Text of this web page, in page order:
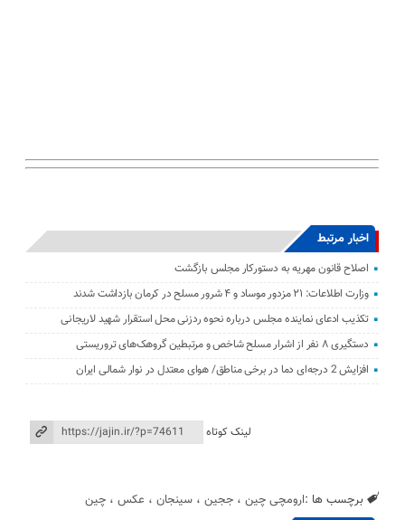
اخبار مرتبط
اصلاح قانون مهریه به دستورکار مجلس بازگشت
وزارت اطلاعات: ۲۱ مزدور موساد و ۴ شرور مسلح در کرمان بازداشت شدند
تکذیب ادعای نماینده مجلس درباره نحوه ردزنی محل استقرار شهید لاریجانی
دستگیری ۸ نفر از اشرار مسلح شاخص و مرتبطین گروهک‌های تروریستی
افزایش 2 درجه‌ای دما در برخی مناطق/ هوای معتدل در نوار شمالی ایران
لینک کوتاه
برچسب ها :ارومچی چین ،ججین ،سینجان ، عکس ،چین